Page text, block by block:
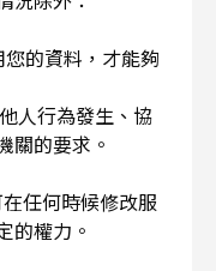
您的資料，才能夠
人行為發生、協
關的要求。
任何時候修改服
的權力。